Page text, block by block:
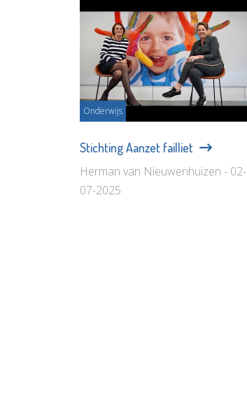
Onderwijs
Stichting Aanzet failliet
Herman van Nieuwenhuizen - 02-
07-2025